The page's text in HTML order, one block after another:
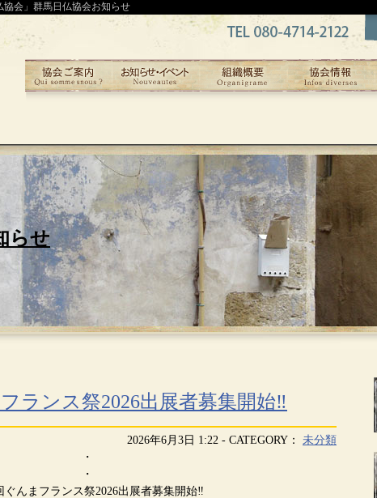
会」群馬日仏協会お知らせ
らせ
ランス祭2026出展者募集開始‼
2026年6月3日 1:22 - CATEGORY： 未分類
・
・
ぐんまフランス祭2026出展者募集開始‼